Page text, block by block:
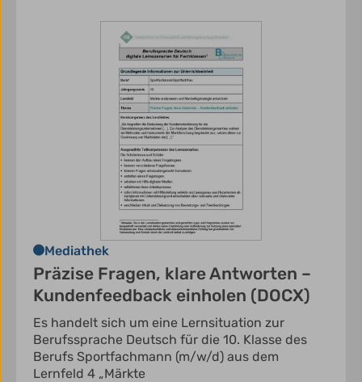
Mediathek
Präzise Fragen, klare Antworten –
Kundenfeedback einholen (DOCX)
Es handelt sich um eine Lernsituation zur
Berufssprache Deutsch für die 10. Klasse des
Berufs Sportfachmann (m/w/d) aus dem
Lernfeld 4 „Märkte